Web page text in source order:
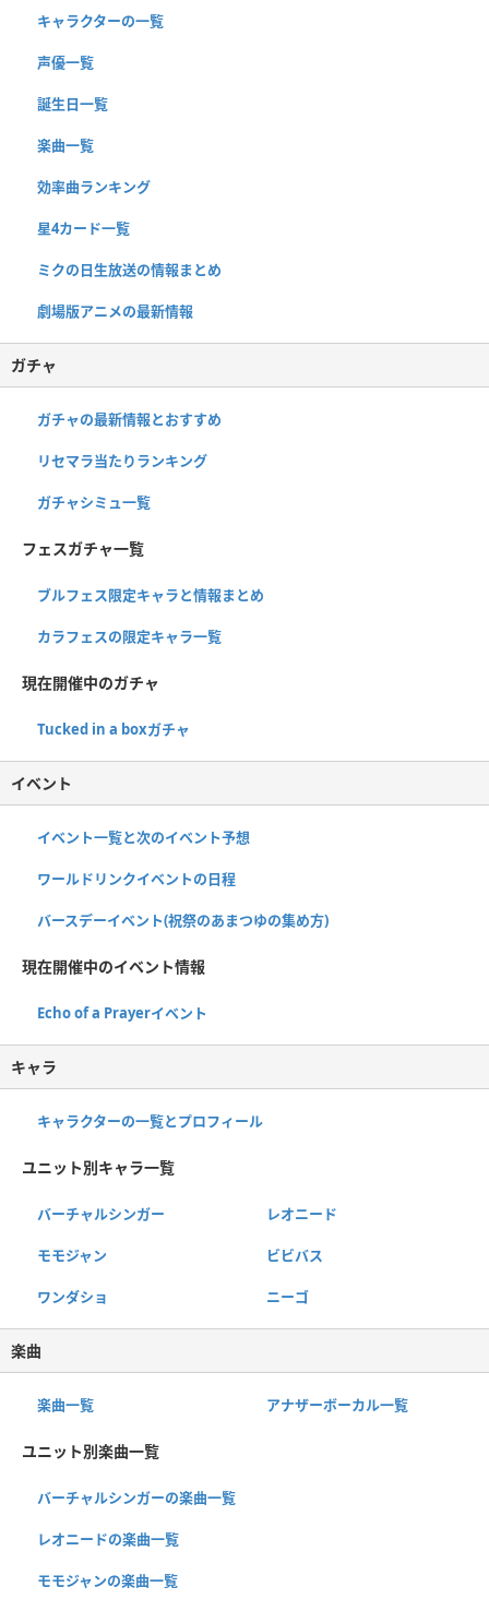
キャラクターの一覧
声優一覧
誕生日一覧
楽曲一覧
効率曲ランキング
星4カード一覧
ミクの日生放送の情報まとめ
劇場版アニメの最新情報
ガチャ
ガチャの最新情報とおすすめ
リセマラ当たりランキング
ガチャシミュ一覧
フェスガチャ一覧
ブルフェス限定キャラと情報まとめ
カラフェスの限定キャラ一覧
現在開催中のガチャ
Tucked in a boxガチャ
イベント
イベント一覧と次のイベント予想
ワールドリンクイベントの日程
バースデーイベント(祝祭のあまつゆの集め方)
現在開催中のイベント情報
Echo of a Prayerイベント
キャラ
キャラクターの一覧とプロフィール
ユニット別キャラ一覧
バーチャルシンガー レオニード
モモジャン ビビバス
ワンダショ ニーゴ
楽曲
楽曲一覧 アナザーボーカル一覧
ユニット別楽曲一覧
バーチャルシンガーの楽曲一覧
レオニードの楽曲一覧
モモジャンの楽曲一覧